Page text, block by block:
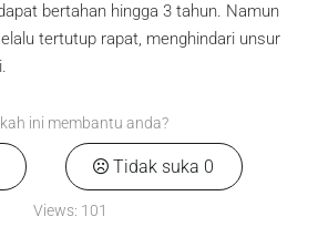
bertahan hingga 3 tahun. Namun
tertutup rapat, menghindari unsur
ini membantu anda?
Tidak suka 0
Views: 101